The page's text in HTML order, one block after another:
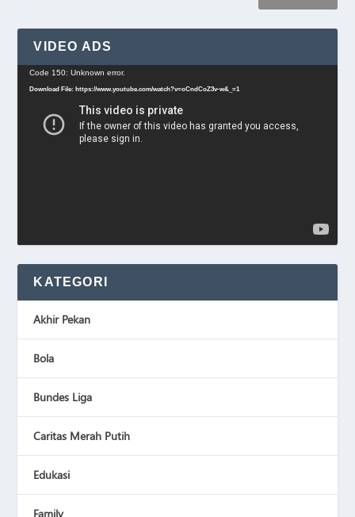
VIDEO ADS
Video
Player
Code 150: Unknown error.
Download File: https://www.youtube.com/watch?v=oCndCoZ3v-w&_=1
KATEGORI
Akhir Pekan
Bola
Bundes Liga
Caritas Merah Putih
Edukasi
Family